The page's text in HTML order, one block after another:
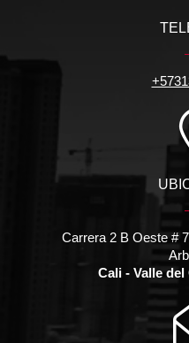
Carrera 2 B Oeste #
Cali - Valle